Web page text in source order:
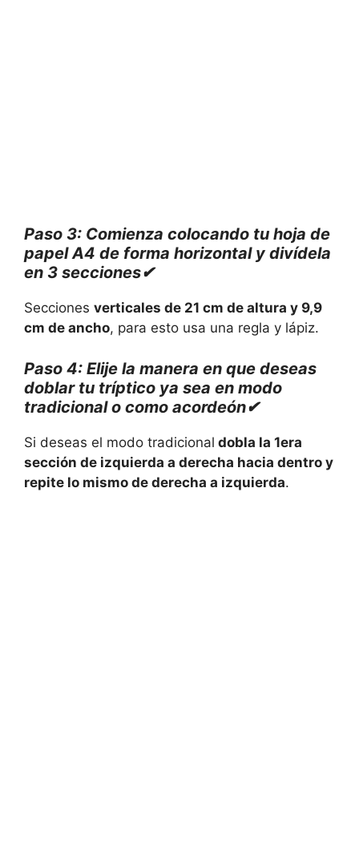
Paso 3: Comienza colocando tu hoja de
papel A4 de forma horizontal y divídela
en 3 secciones✔
Secciones verticales de 21 cm de altura y 9,9
cm de ancho, para esto usa una regla y lápiz.
Paso 4: Elije la manera en que deseas
doblar tu tríptico ya sea en modo
tradicional o como acordeón✔
Si deseas el modo tradicional dobla la 1era
sección de izquierda a derecha hacia dentro y
repite lo mismo de derecha a izquierda.